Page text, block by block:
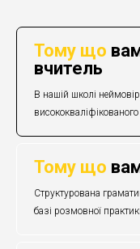
Тому що
вчитель
В нашій школі
Тому що
Структурована
базі розмовної